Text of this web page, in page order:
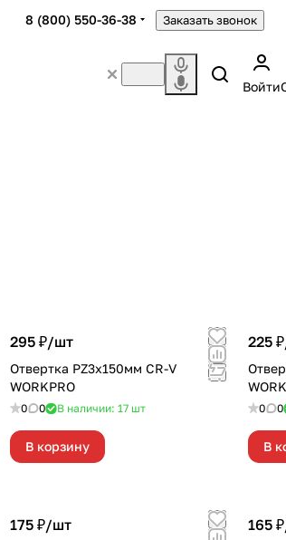
8 (800) 550-36-38 Заказать звонок
Войти
295 ₽/шт
Отвертка PZ3x150мм CR-V
WORKPRO
0 0 В наличии: 17 шт
В корзину
225
0 0
В
175 ₽/шт 165